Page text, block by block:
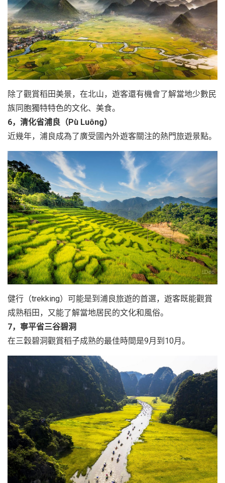
除了觀賞稻田美景，在北山，遊客還有機會了解當地少數民
族同胞獨特特色的文化、美食。
6，清化省浦良（Pù Luông）
近幾年，浦良成為了廣受國內外遊客關注的熱門旅遊景點。
健行（trekking）可能是到浦良旅遊的首選，遊客既能觀賞
成熟稻田，又能了解當地居民的文化和風俗。
7，寧平省三谷碧洞
在三穀碧洞觀賞稻子成熟的最佳時間是9月到10月。